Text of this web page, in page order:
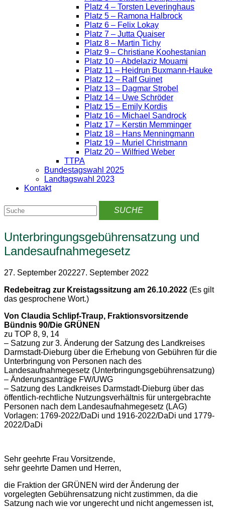
Platz 4 – Torsten Leveringhaus
Platz 5 – Ramona Halbrock
Platz 6 – Felix Lokay
Platz 7 – Jutta Quaiser
Platz 8 – Martin Tichy
Platz 9 – Christiane Koohestanian
Platz 10 – Abdelaziz Mouami
Platz 11 – Heidrun Buxmann-Hauke
Platz 12 – Ralf Guinet
Platz 13 – Dagmar Strobel
Platz 14 – Uwe Schröder
Platz 15 – Emily Kordis
Platz 16 – Michael Sandrock
Platz 17 – Kerstin Memminger
Platz 18 – Hans Menningmann
Platz 19 – Muriel Christmann
Platz 20 – Wilfried Weber
TTPA
Bundestagswahl 2025
Landtagswahl 2023
Kontakt
Unterbringungsgebührensatzung und
Landesaufnahmegesetz
27. September 202227. September 2022
Redebeitrag zur Kreistagssitzung am 26.10.2022 (Es gilt
das gesprochene Wort.)
Von Claudia Schlipf-Traup, Fraktionsvorsitzende
Bündnis 90/Die GRÜNEN
zu TOP 8, 9, 14
– Satzung zur 3. Änderung der Satzung des Landkreises
Darmstadt-Dieburg über die Erhebung von Gebühren für die
Unterbringung von Personen nach des
Landesaufnahmegesetz (Unterbringungsgebührensatzung)
– Änderungsanträge FW/UWG
– Satzung des Landkreises Darmstadt-Dieburg über das
öffentlich-rechtliche Nutzungsverhältnis für untergebrachte
Personen nach dem Landesaufnahmegesetz (LAG)
Vorlagen: 1769-2022/DaDi und 1916-2022/DaDi und 1779-
2022/DaDi
Sehr geehrte Frau Vorsitzende,
sehr geehrte Damen und Herren,
die Fraktion der GRÜNEN wird der Änderung der
vorgelegten Gebührensatzung nicht zustimmen, da die
Satzung nach wie vor ungerecht und nicht angemessen ist,